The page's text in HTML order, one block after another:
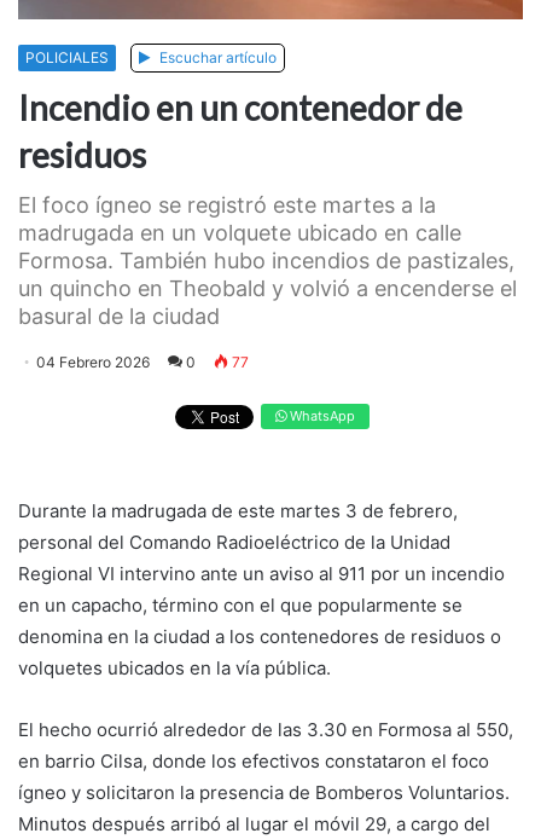
POLICIALES Escuchar artículo
Incendio en un contenedor de
residuos
El foco ígneo se registró este martes a la
madrugada en un volquete ubicado en calle
Formosa. También hubo incendios de pastizales,
un quincho en Theobald y volvió a encenderse el
basural de la ciudad
04 Febrero 2026 0 77
WhatsApp
Durante la madrugada de este martes 3 de febrero,
personal del Comando Radioeléctrico de la Unidad
Regional VI intervino ante un aviso al 911 por un incendio
en un capacho, término con el que popularmente se
denomina en la ciudad a los contenedores de residuos o
volquetes ubicados en la vía pública.
El hecho ocurrió alrededor de las 3.30 en Formosa al 550,
en barrio Cilsa, donde los efectivos constataron el foco
ígneo y solicitaron la presencia de Bomberos Voluntarios.
Minutos después arribó al lugar el móvil 29, a cargo del